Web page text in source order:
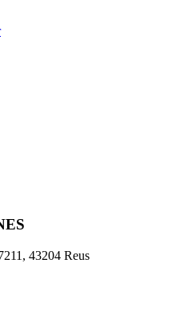
43204 Reus